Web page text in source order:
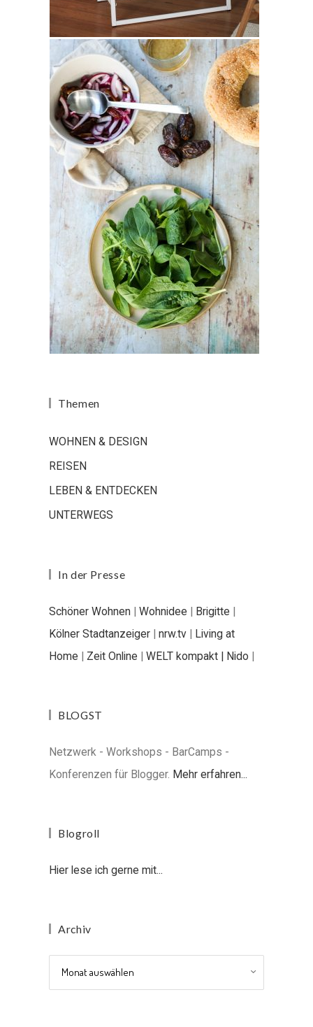
Themen
WOHNEN & DESIGN
REISEN
LEBEN & ENTDECKEN
UNTERWEGS
In der Presse
Schöner Wohnen | Wohnidee | Brigitte |
Kölner Stadtanzeiger | nrw.tv | Living at
Home | Zeit Online | WELT kompakt | Nido |
BLOGST
Netzwerk - Workshops - BarCamps -
Konferenzen für Blogger. Mehr erfahren...
Blogroll
Hier lese ich gerne mit...
Archiv